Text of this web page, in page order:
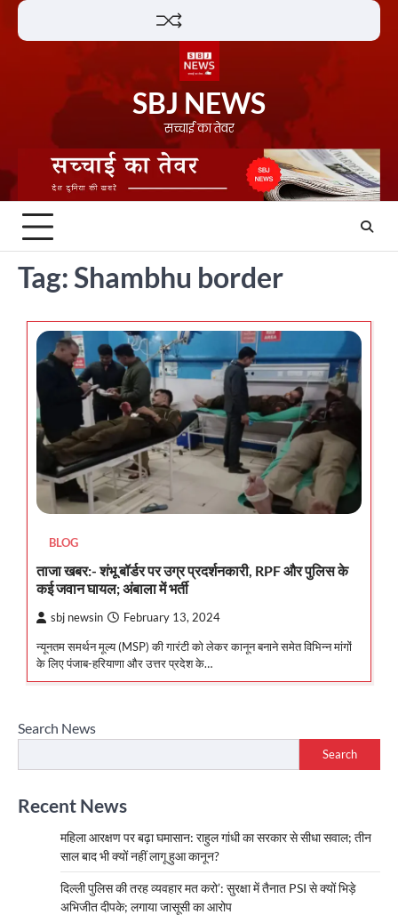
Skip
SBJ NEWS
सच्चाई का तेवर
Tag:Shambhu border
BLOG
ताजा खबर:- शंभू बॉर्डर पर उग्र प्रदर्शनकारी, RPF और पुलिस के
कई जवान घायल; अंबाला में भर्ती
sbj newsin February 13, 2024
न्यूनतम समर्थन मूल्य (MSP) की गारंटी को लेकर कानून बनाने समेत विभिन्न मांगों
के लिए पंजाब-हरियाणा और उत्तर प्रदेश के…
Search News
Search
Recent News
महिला आरक्षण पर बढ़ा घमासान: राहुल गांधी का सरकार से सीधा सवाल; तीन
साल बाद भी क्यों नहीं लागू हुआ कानून?
दिल्ली पुलिस की तरह व्यवहार मत करो’: सुरक्षा में तैनात PSI से क्यों भिड़े
अभिजीत दीपके; लगाया जासूसी का आरोप